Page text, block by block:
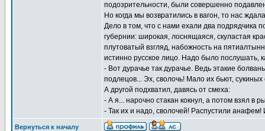
подозрительности, были совершенно
Но когда мы возвратились в вагон, то нас
Дело в том, что с нами ехали два подрядчика
губернии: широкая, лоснящаяся, скуластая
плутоватый взгляд, набожность на
истинно русское лицо. Надо было послушать,
- Вот дурачье так дурачье. Ведь этакие
подлецов... Эх, сволочь! Мало их бьют,
А другой подхватил, давясь от смеха:
- А я... нарочно стакан кокнул, а потом взял в
- Так их и надо, сволочей! Распустили анафем!
Вернуться к началу